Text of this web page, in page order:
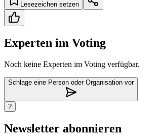
Lesezeichen setzen
Experten im Voting
Noch keine Experten im Voting verfügbar.
Schlage eine Person oder Organisation vor
?
Newsletter abonnieren